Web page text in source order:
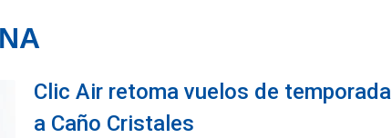
Clic Air retoma vuelos de temporada
a Caño Cristales